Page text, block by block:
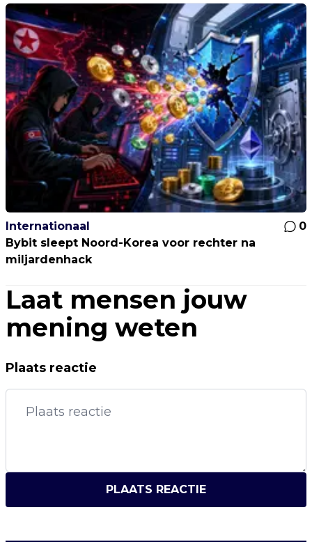
Internationaal
0
Bybit sleept Noord-Korea voor rechter na
miljardenhack
Laat mensen jouw
mening weten
Plaats reactie
PLAATS REACTIE